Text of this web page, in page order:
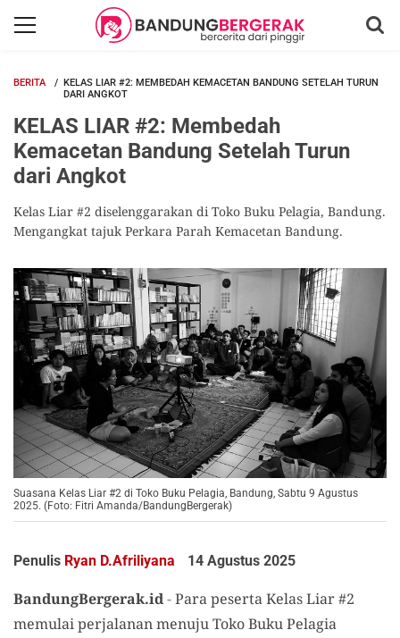
BERITA
KELAS LIAR #2: MEMBEDAH KEMACETAN BANDUNG SETELAH TURUN
DARI ANGKOT
KELAS LIAR #2: Membedah
Kemacetan Bandung Setelah Turun
dari Angkot
Kelas Liar #2 diselenggarakan di Toko Buku Pelagia, Bandung.
Mengangkat tajuk Perkara Parah Kemacetan Bandung.
Suasana Kelas Liar #2 di Toko Buku Pelagia, Bandung, Sabtu 9 Agustus
2025. (Foto: Fitri Amanda/BandungBergerak)
Penulis Ryan D.Afriliyana 14 Agustus 2025
BandungBergerak.id-Para peserta Kelas Liar #2
memulai perjalanan menuju Toko Buku Pelagia